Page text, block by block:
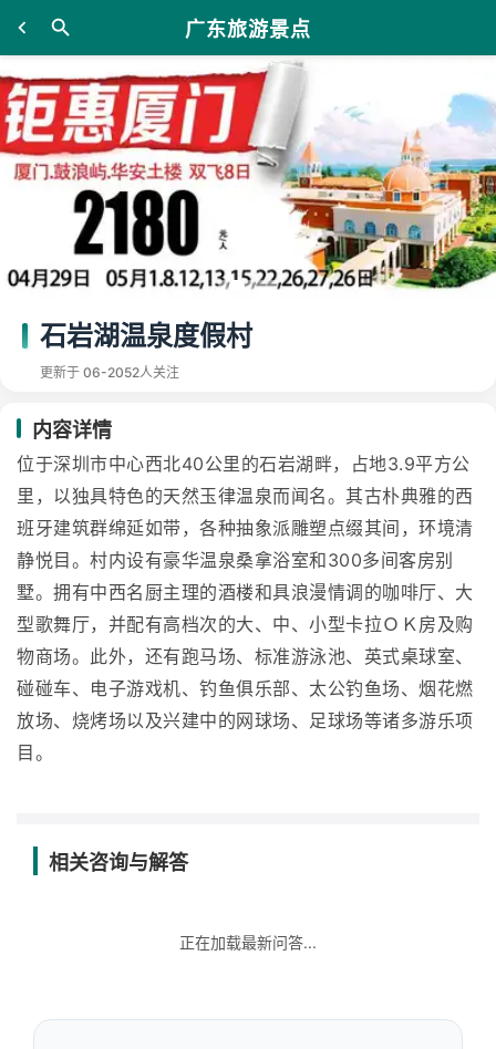
广东旅游景点
石岩湖温泉度假村
更新于 06-2052人关注
内容详情
位于深圳市中心西北40公里的石岩湖畔，占地3.9平方公
里，以独具特色的天然玉律温泉而闻名。其古朴典雅的西
班牙建筑群绵延如带，各种抽象派雕塑点缀其间，环境清
静悦目。村内设有豪华温泉桑拿浴室和300多间客房别
墅。拥有中西名厨主理的酒楼和具浪漫情调的咖啡厅、大
型歌舞厅，并配有高档次的大、中、小型卡拉ＯＫ房及购
物商场。此外，还有跑马场、标准游泳池、英式桌球室、
碰碰车、电子游戏机、钓鱼俱乐部、太公钓鱼场、烟花燃
放场、烧烤场以及兴建中的网球场、足球场等诸多游乐项
目。
相关咨询与解答
正在加载最新问答...